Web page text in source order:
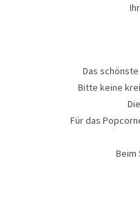
Das
Bitte keine
Für das
Beim